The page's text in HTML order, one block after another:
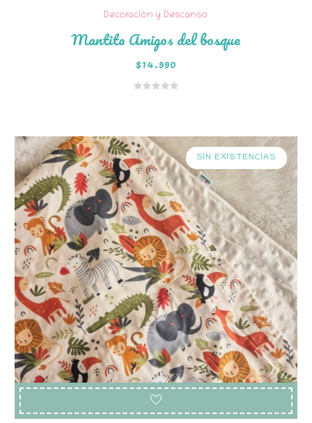
Decoración y Descanso
Mantita Amigos del bosque
$14.990
SIN EXISTENCIAS